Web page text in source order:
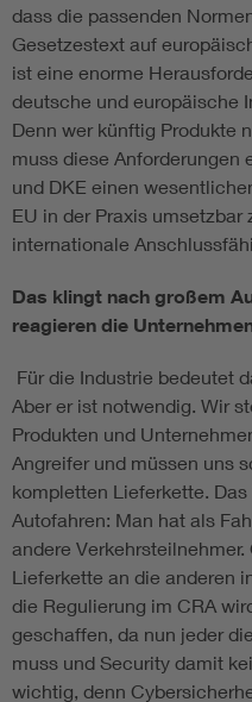
dass die passenden
Gesetzestext auf
ist eine enorme
deutsche und europäische
Denn wer künftig Produkte
muss diese Anforderungen
und DKE einen
EU in der Praxis
internationale
Das klingt nach großem
reagieren die
Für die Industrie bedeutet
Aber er ist notwendig. Wir
Produkten und
Angreifer und müssen uns
kompletten Lieferkette.
Autofahren: Man hat als
andere
Lieferkette an die anderen
die Regulierung im CRA
geschaffen, da nun jeder
muss und Security damit
wichtig, denn